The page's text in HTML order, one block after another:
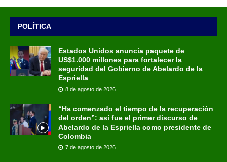
POLÍTICA
Estados Unidos anuncia paquete de
US$1.000 millones para fortalecer la
seguridad del Gobierno de Abelardo de la
Espriella
8 de agosto de 2026
“Ha comenzado el tiempo de la recuperación
del orden”: así fue el primer discurso de
Abelardo de la Espriella como presidente de
Colombia
7 de agosto de 2026